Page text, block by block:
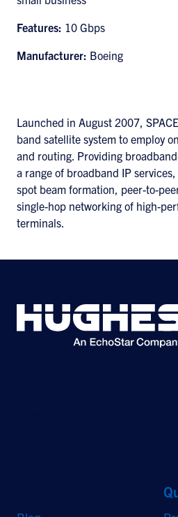
Features: 10 Gbps
Manufacturer: Boeing
Launched in August 2007,
band satellite system to employ
and routing. Providing
a range of broadband IP
spot beam formation, peer-to-
single-hop networking of high-
terminals.